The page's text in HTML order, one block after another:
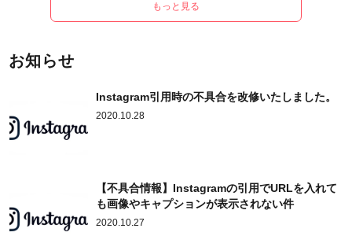
もっと見る
お知らせ
Instagram引用時の不具合を改修いたしました。
2020.10.28
【不具合情報】Instagramの引用でURLを入れて
も画像やキャプションが表示されない件
2020.10.27